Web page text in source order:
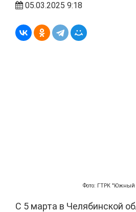
05.03.2025 9:18
Фото: ГТРК "Южный
С 5 марта в Челябинской